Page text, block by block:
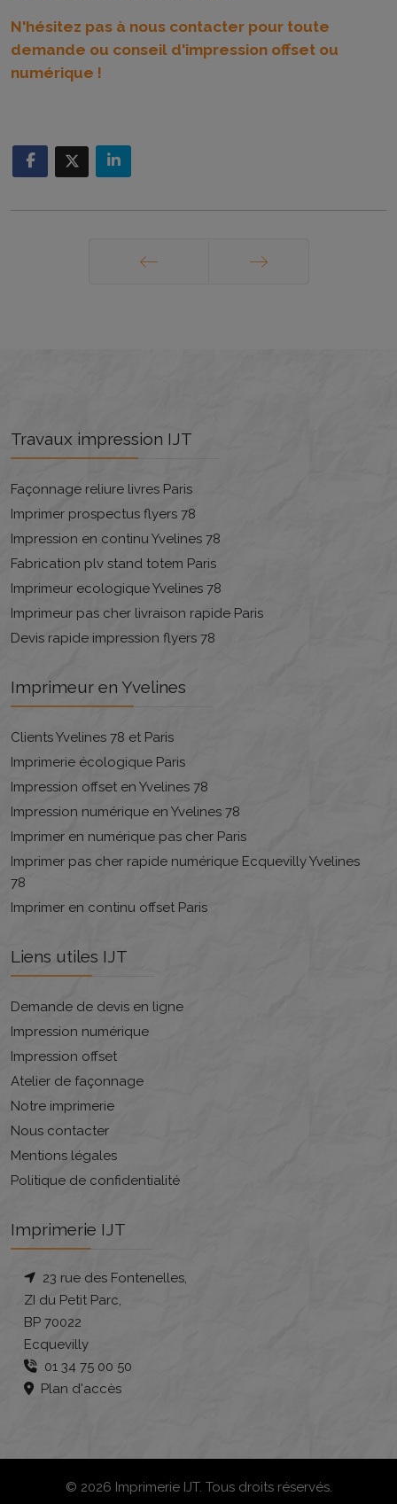
N'hésitez pas à nous contacter pour toute
demande ou conseil d'impression offset ou
numérique !
Travaux impression IJT
Façonnage reliure livres Paris
Imprimer prospectus flyers 78
Impression en continu Yvelines 78
Fabrication plv stand totem Paris
Imprimeur ecologique Yvelines 78
Imprimeur pas cher livraison rapide Paris
Devis rapide impression flyers 78
Imprimeur en Yvelines
Clients Yvelines 78 et Paris
Imprimerie écologique Paris
Impression offset en Yvelines 78
Impression numérique en Yvelines 78
Imprimer en numérique pas cher Paris
Imprimer pas cher rapide numérique Ecquevilly Yvelines
78
Imprimer en continu offset Paris
Liens utiles IJT
Demande de devis en ligne
Impression numérique
Impression offset
Atelier de façonnage
Notre imprimerie
Nous contacter
Mentions légales
Politique de confidentialité
Imprimerie IJT
23 rue des Fontenelles,
ZI du Petit Parc,
BP 70022
Ecquevilly
01 34 75 00 50
Plan d'accès
© 2026 Imprimerie IJT. Tous droits réservés.